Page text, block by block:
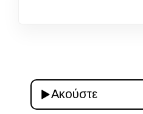
Ακούστε